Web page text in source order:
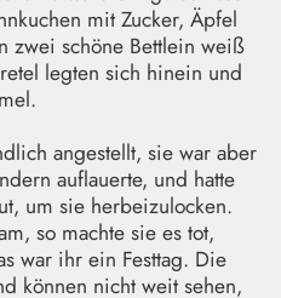
mit Zucker, Äpfel
zwei schöne Bettlein weiß
legten sich hinein und
angestellt, sie war aber
auflauerte, und hatte
um sie herbeizulocken.
so machte sie es tot,
war ihr ein Festtag. Die
können nicht weit sehen,